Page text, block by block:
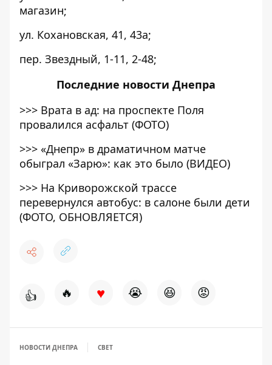
магазин;
ул. Кохановская, 41, 43а;
пер. Звездный, 1-11, 2-48;
Последние новости Днепра
>>> Врата в ад: на проспекте Поля
провалился асфальт (ФОТО)
>>> «Днепр» в драматичном матче
обыграл «Зарю»: как это было (ВИДЕО)
>>> На Криворожской трассе
перевернулся автобус: в салоне были дети
(ФОТО, ОБНОВЛЯЕТСЯ)
👍 🔥 ♥ 😭 😆 😡
НОВОСТИ ДНЕПРА СВЕТ